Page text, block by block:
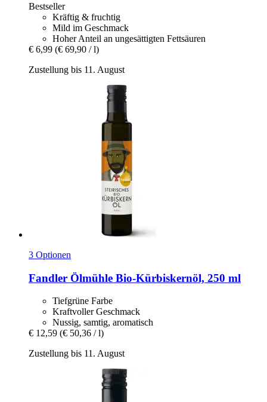
Bestseller
Kräftig & fruchtig
Mild im Geschmack
Hoher Anteil an ungesättigten Fettsäuren
€ 6,99 (€ 69,90 / l)
Zustellung bis 11. August
3 Optionen
Fandler Ölmühle Bio-​Kürbiskernöl, 250 ml
Tiefgrüne Farbe
Kraftvoller Geschmack
Nussig, samtig, aromatisch
€ 12,59 (€ 50,36 / l)
Zustellung bis 11. August